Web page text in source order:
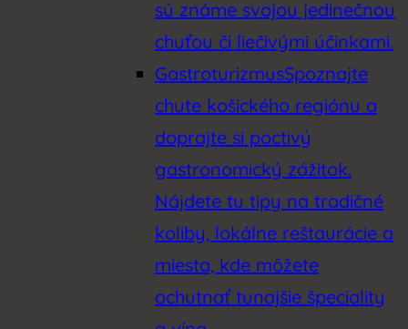
sú známe svojou jedinečnou
chuťou či liečivými účinkami.
GastroturizmusSpoznajte
chute košického regiónu a
doprajte si poctivý
gastronomický zážitok.
Nájdete tu tipy na tradičné
koliby, lokálne reštaurácie a
miesta, kde môžete
ochutnať tunajšie špeciality